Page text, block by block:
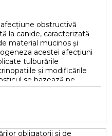
Concluziile studiului
precum și
diagnostic complex
dezechilibrelor
obstructivă
la canide, caracterizată
material mucinos și
acestei afecțiuni
tulburările
și modificările
se bazează pe
modificările biochimice și
terapeutic
colestazei,
reprezintă